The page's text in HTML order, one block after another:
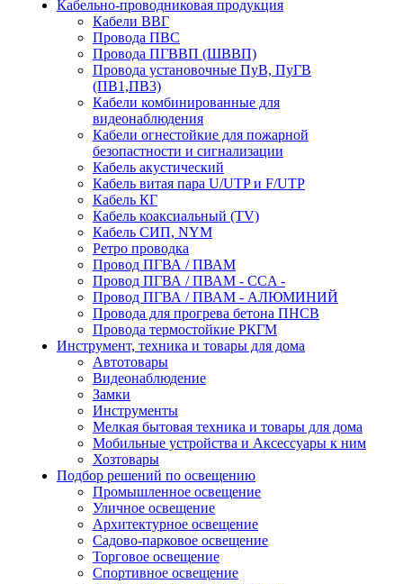
Кабельно-проводниковая продукция
Кабели ВВГ
Провода ПВС
Провода ПГВВП (ШВВП)
Провода установочные ПуВ, ПуГВ
(ПВ1,ПВ3)
Кабели комбинированные для
видеонаблюдения
Кабели огнестойкие для пожарной
безопастности и сигнализации
Кабель акустический
Кабель витая пара U/UTP и F/UTP
Кабель КГ
Кабель коаксиальный (TV)
Кабель СИП, NYM
Ретро проводка
Провод ПГВА / ПВАМ
Провод ПГВА / ПВАМ - CCA -
Провод ПГВА / ПВАМ - АЛЮМИНИЙ
Провода для прогрева бетона ПНСВ
Провода термостойкие РКГМ
Инструмент, техника и товары для дома
Автотовары
Видеонаблюдение
Замки
Инструменты
Мелкая бытовая техника и товары для дома
Мобильные устройства и Аксессуары к ним
Хозтовары
Подбор решений по освещению
Промышленное освещение
Уличное освещение
Архитектурное освещение
Садово-парковое освещение
Торговое освещение
Спортивное освещение